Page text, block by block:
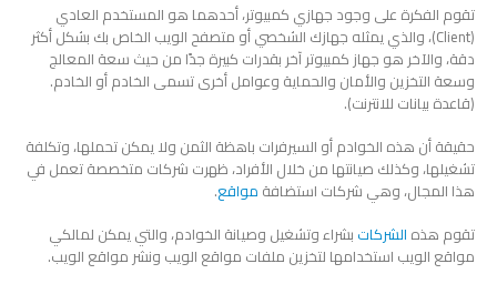
تقوم الفكرة على وجود جهازي كمبيوتر، أحدهما هو المستخدم العادي
(Client)، والذي يمثله جهازك الشخصي أو متصفح الويب الخاص بك بشكل أكثر
دقة، والآخر هو جهاز كمبيوتر آخر بقدرات كبيرة جدًا من حيث سعة المعالج
وسعة التخزين والأمان والحماية وعوامل أخرى تسمى الخادم أو الخادم.
(قاعدة بيانات للانترنت).
حقيقة أن هذه الخوادم أو السيرفرات باهظة الثمن ولا يمكن تحملها، وتكلفة
تشغيلها، وكذلك صيانتها من خلال الأفراد، ظهرت شركات متخصصة تعمل في
هذا المجال، وهي شركات استضافة مواقع.
تقوم هذه الشركات بشراء وتشغيل وصيانة الخوادم، والتي يمكن لمالكي
مواقع الويب استخدامها لتخزين ملفات مواقع الويب ونشر مواقع الويب.